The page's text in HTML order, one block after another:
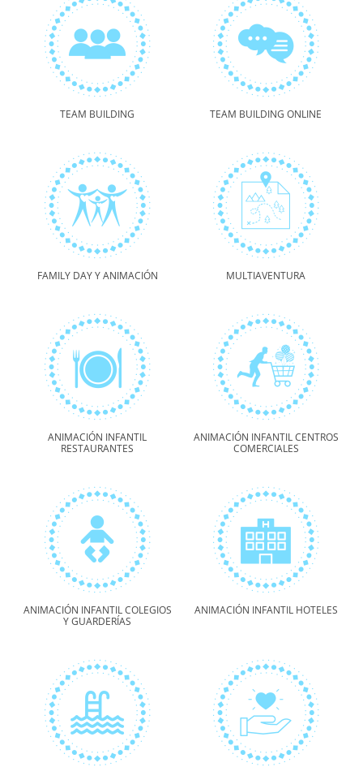
TEAM BUILDING TEAM BUILDING ONLINE
FAMILY DAY Y ANIMACIÓN MULTIAVENTURA
ANIMACIÓN INFANTIL
RESTAURANTES
ANIMACIÓN INFANTIL CENTROS
COMERCIALES
ANIMACIÓN INFANTIL COLEGIOS
Y GUARDERÍAS
ANIMACIÓN INFANTIL HOTELES